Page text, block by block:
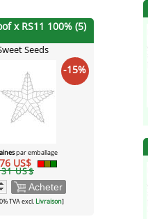
x RS11 100% (5)
Seeds
-15%
par emballage
US$
US$
Acheter
TVA excl. Livraison]